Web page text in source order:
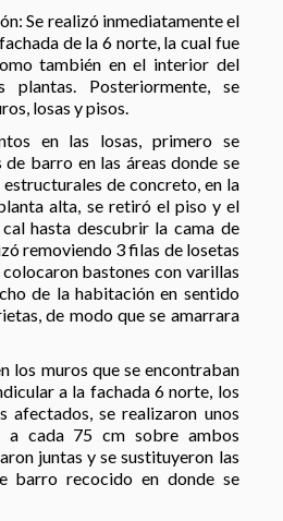
Se realizó inmediatamente el
de la 6 norte, la cual fue
también en el interior del
Posteriormente, se
losas y pisos.
en las losas, primero se
barro en las áreas donde se
de concreto, en la
alta, se retiró el piso y el
hasta descubrir la cama de
removiendo 3 filas de losetas
bastones con varillas
de la habitación en sentido
de modo que se amarrara
los muros que se encontraban
a la fachada 6 norte, los
afectados, se realizaron unos
a cada 75 cm sobre ambos
juntas y se sustituyeron las
barro recocido en donde se